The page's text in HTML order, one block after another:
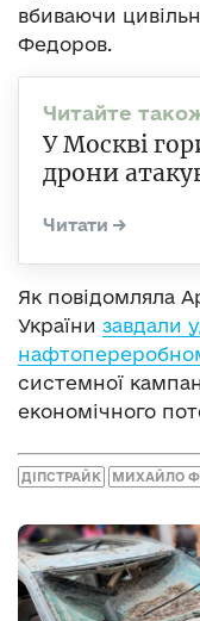
вбиваючи
Федоров.
У Москві
дрони
Як повідомляла
України завдали у
системної
економічного
ДІПСТРАЙК МИХАЙЛО